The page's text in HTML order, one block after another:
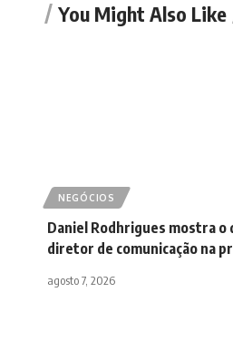
You Might Also Like
NEGÓCIOS
Daniel Rodhrigues mostra o
diretor de comunicação na
agosto 7, 2026